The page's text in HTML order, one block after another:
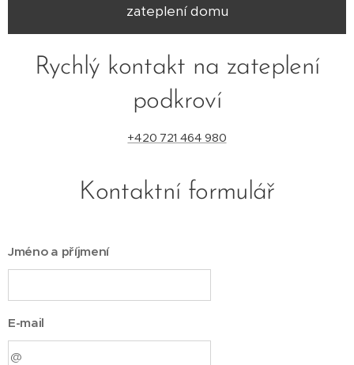
zateplení domu
Rychlý kontakt na zateplení
podkroví
+420 721 464 980
Kontaktní formulář
Jméno a příjmení
E-mail